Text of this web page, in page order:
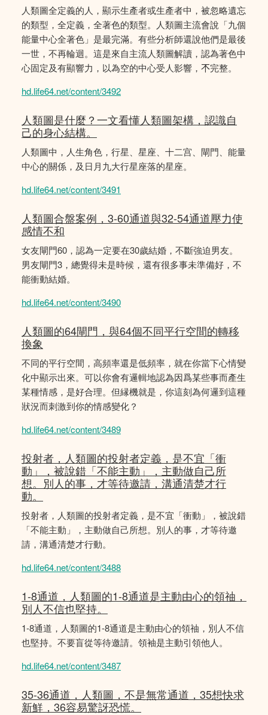
人類圖全定義的人，顯示生產者或生產者中，被忽略遺忘
的類型，全定義，全著色的類型。人類圖主流會說「九個
能量中心全著色」是最完滿。有些分析師還說他們是最後
一世，不再輪迴。這是來自主流人類圖解讀，認為著色中
心固定及有顯響力，以為空的中心受人影響，𣎴完整。
hd.life64.net/content/3492
人類圖是什麼？一文看懂人類圖架構，認識自
己的身心結構。
人類圖中，人生角色，行星、星座、十二宫、閘門、能量
中心的關係，及日月九大行星座落的星座。
hd.life64.net/content/3491
人類圖合盤案例，3-60通道與32-54通道壓力使
感情不和
女友閘門60，認為一定要在30歲結婚，不斷強迫男友。
男友閘門3，總覺得未是時候，還有很多事未準備好，不
能衝動結婚。
hd.life64.net/content/3490
人類圖的64閘門，與64個不同平行空間的轉移
換象
不同的平行空間，高頻率還是低頻率，就在你當下心情變
化中顯示出來。可以你會有邏輯地認為因爲某些事而產生
某種情感，是好合理。但縁機就是，你這刻為何邏到這種
狀況而刺激到你的情感變化？
hd.life64.net/content/3489
投射者，人類圖的投射者定義，是不宜「衝
動」，被說錯「不能主動」，主動做自己所
想。別人的事，才等待邀請，溝通清楚才行
動。
投射者，人類圖的投射者定義，是不宜「衝動」，被說錯
「不能主動」，主動做自己所想。別人的事，才等待邀
請，溝通清楚才行動。
hd.life64.net/content/3488
1-8通道，人類圖的1-8通道是主動由心的領䄂，
別人不信也堅持。
1-8通道，人類圖的1-8通道是主動由心的領䄂，別人不信
也堅持。不要盲從等待邀請。領袖是主動引領他人。
hd.life64.net/content/3487
35-36通道，人類圖，不是無常通道，35想快求
新鮮，36容易驚訝恐慌。